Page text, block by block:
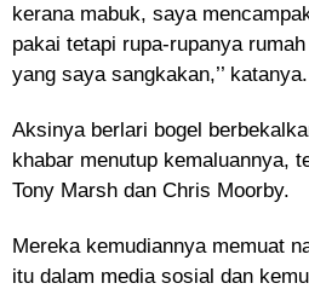
kerana mabuk, saya
pakai tetapi rupa-rupanya
yang saya sangkakan,’’ katanya.
Aksinya berlari bogel
khabar menutup kemaluannya,
Tony Marsh dan Chris Moorby.
Mereka kemudiannya memuat
itu dalam media sosial dan